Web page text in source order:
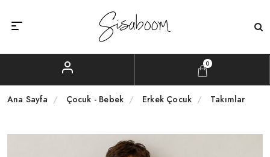
0
Ana Sayfa Çocuk - Bebek Erkek Çocuk Takımlar